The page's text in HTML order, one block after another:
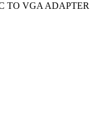
TO VGA ADAPTER